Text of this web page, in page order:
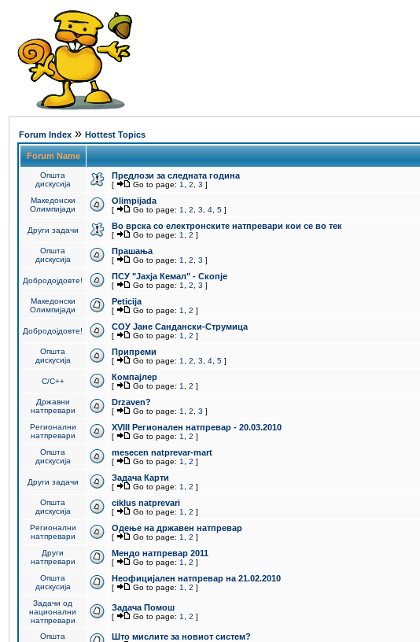
Forum Index » Hottest Topics
Forum Name
Општа
дискусија
Предлози за следната година
[ Go to page: 1 2 3 ]
Македонски
Олимпијади
Olimpijada
[ Go to page: 1 2 3 4 5 ]
Други задачи Во врска со електронските натпревари кои се во тек
[ Go to page: 1 2 ]
Општа
дискусија
Прашања
[ Go to page: 1 2 3 ]
Добродојдовте! ПCУ "Јахја Кемал" - Скопје
[ Go to page: 1 2 3 ]
Македонски
Олимпијади
Peticija
[ Go to page: 1 2 ]
Добродојдовте! СОУ Јане Сандански-Струмица
[ Go to page: 1 2 ]
Општа
дискусија
Припреми
[ Go to page: 1 2 3 4 5 ]
C/C++ Компајлер
[ Go to page: 1 2 ]
Државни
натпревари
Drzaven?
[ Go to page: 1 2 3 ]
Регионални
натпревари
XVIII Регионален натпревар - 20.03.2010
[ Go to page: 1 2 ]
Општа
дискусија
mesecen natprevar-mart
[ Go to page: 1 2 ]
Други задачи Задача Карти
[ Go to page: 1 2 ]
Општа
дискусија
ciklus natprevari
[ Go to page: 1 2 ]
Регионални
натпревари
Одење на државен натпревар
[ Go to page: 1 2 ]
Други
натпревари
Мендо натпревар 2011
[ Go to page: 1 2 ]
Општа
дискусија
Неофицијален натпревар на 21.02.2010
[ Go to page: 1 2 ]
Задачи од
национални
натпревари
Задача Помош
[ Go to page: 1 2 ]
Општа
Што мислите за новиот систем?